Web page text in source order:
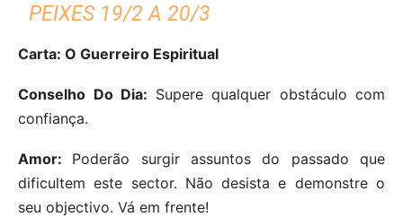
PEIXES 19/2 A 20/3
Carta: O Guerreiro Espiritual
Conselho Do Dia: Supere qualquer obstáculo com
confiança.
Amor: Poderão surgir assuntos do passado que
dificultem este sector. Não desista e demonstre o
seu objectivo. Vá em frente!